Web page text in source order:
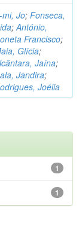
mi, Jo; Fonseca,
;António,
Francisco;
Glícia;
Jaína;
Jandira;
Joélia
1
1